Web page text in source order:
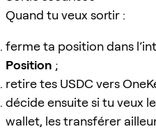
Quand tu veux sortir :
ferme ta position dans
Position ;
retire tes USDC vers
décide ensuite si tu veux
wallet, les transférer